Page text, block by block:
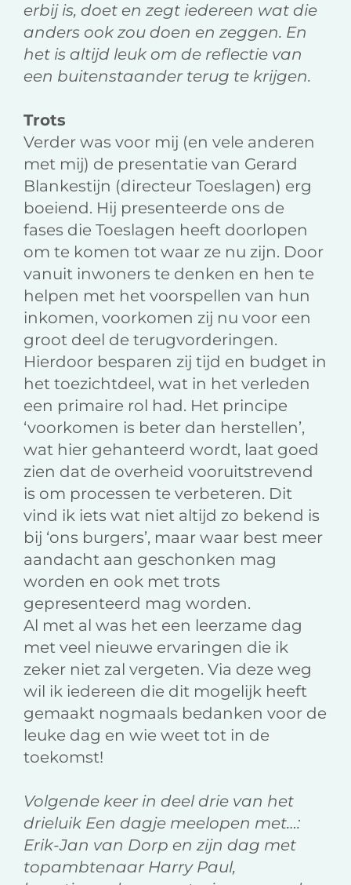
erbij is, doet en zegt iedereen wat die
anders ook zou doen en zeggen. En
het is altijd leuk om de reflectie van
een buitenstaander terug te krijgen.
Trots
Verder was voor mij (en vele anderen
met mij) de presentatie van Gerard
Blankestijn (directeur Toeslagen) erg
boeiend. Hij presenteerde ons de
fases die Toeslagen heeft doorlopen
om te komen tot waar ze nu zijn. Door
vanuit inwoners te denken en hen te
helpen met het voorspellen van hun
inkomen, voorkomen zij nu voor een
groot deel de terugvorderingen.
Hierdoor besparen zij tijd en budget in
het toezichtdeel, wat in het verleden
een primaire rol had. Het principe
‘voorkomen is beter dan herstellen’,
wat hier gehanteerd wordt, laat goed
zien dat de overheid vooruitstrevend
is om processen te verbeteren. Dit
vind ik iets wat niet altijd zo bekend is
bij ‘ons burgers’, maar waar best meer
aandacht aan geschonken mag
worden en ook met trots
gepresenteerd mag worden.
Al met al was het een leerzame dag
met veel nieuwe ervaringen die ik
zeker niet zal vergeten. Via deze weg
wil ik iedereen die dit mogelijk heeft
gemaakt nogmaals bedanken voor de
leuke dag en wie weet tot in de
toekomst!
Volgende keer in deel drie van het
drieluik Een dagje meelopen met…:
Erik-Jan van Dorp en zijn dag met
topambtenaar Harry Paul,